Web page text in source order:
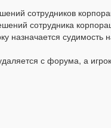
сотрудников
сотрудника
назначается судимость
с форума, а